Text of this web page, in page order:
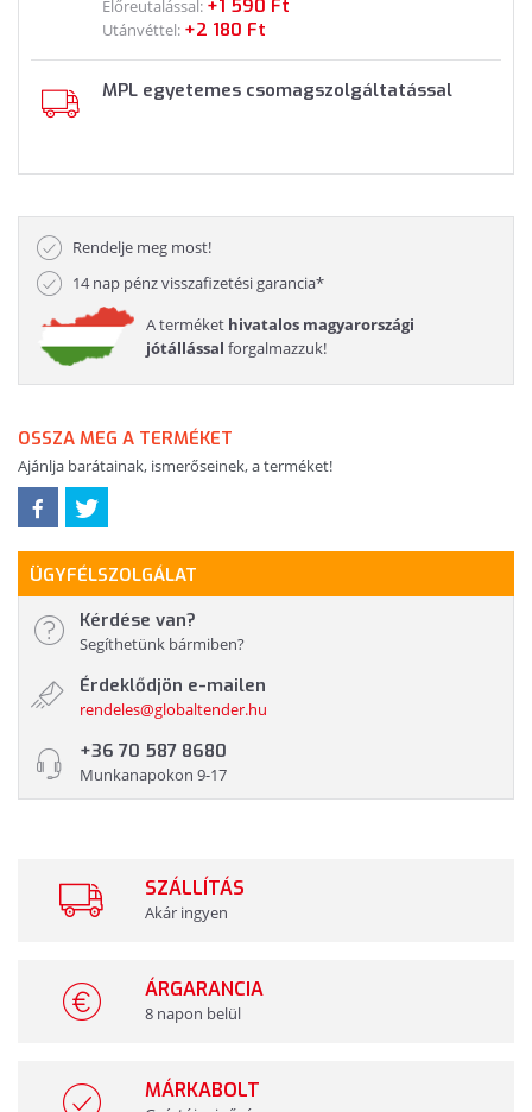
Előreutalással: +1 590 Ft
Utánvéttel: +2 180 Ft
MPL egyetemes csomagszolgáltatással
Rendelje meg most!
14 nap pénz visszafizetési garancia*
A terméket hivatalos magyarországi
jótállással forgalmazzuk!
OSSZA MEG A TERMÉKET
Ajánlja barátainak, ismerőseinek, a terméket!
ÜGYFÉLSZOLGÁLAT
Kérdése van?
Segíthetünk bármiben?
Érdeklődjön e-mailen
rendeles@globaltender.hu
+36 70 587 8680
Munkanapokon 9-17
SZÁLLÍTÁS
Akár ingyen
ÁRGARANCIA
8 napon belül
MÁRKABOLT